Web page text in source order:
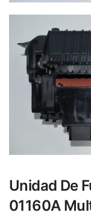
Unidad De
01160A